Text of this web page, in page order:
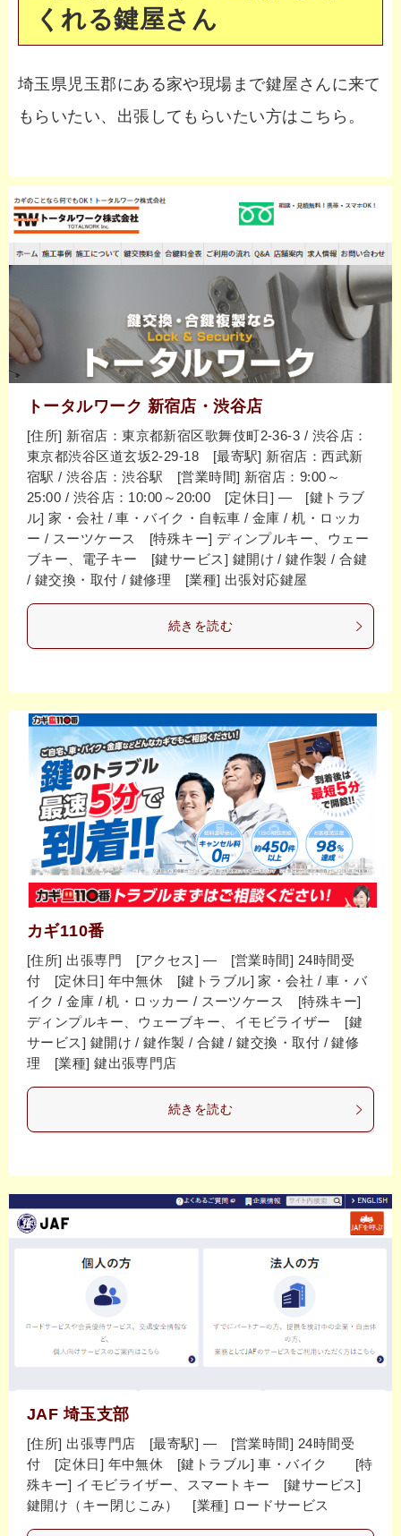
くれる鍵屋さん
埼玉県児玉郡にある家や現場まで鍵屋さんに来て
もらいたい、出張してもらいたい方はこちら。
トータルワーク 新宿店・渋谷店
[住所] 新宿店：東京都新宿区歌舞伎町2-36-3 / 渋谷店：
東京都渋谷区道玄坂2-29-18 [最寄駅] 新宿店：西武新
宿駅 / 渋谷店：渋谷駅 [営業時間] 新宿店：9:00～
25:00 / 渋谷店：10:00～20:00 [定休日] ― [鍵トラブ
ル] 家・会社 / 車・バイク・自転車 / 金庫 / 机・ロッカ
ー / スーツケース [特殊キー] ディンプルキー、ウェー
ブキー、電子キー [鍵サービス] 鍵開け / 鍵作製 / 合鍵
/ 鍵交換・取付 / 鍵修理 [業種] 出張対応鍵屋
続きを読む
カギ110番
[住所] 出張専門 [アクセス] ― [営業時間] 24時間受
付 [定休日] 年中無休 [鍵トラブル] 家・会社 / 車・バ
イク / 金庫 / 机・ロッカー / スーツケース [特殊キー]
ディンプルキー、ウェーブキー、イモビライザー [鍵
サービス] 鍵開け / 鍵作製 / 合鍵 / 鍵交換・取付 / 鍵修
理 [業種] 鍵出張専門店
続きを読む
JAF 埼玉支部
[住所] 出張専門店 [最寄駅] ― [営業時間] 24時間受
付 [定休日] 年中無休 [鍵トラブル] 車・バイク [特
殊キー] イモビライザー、スマートキー [鍵サービス]
鍵開け（キー閉じこみ） [業種] ロードサービス